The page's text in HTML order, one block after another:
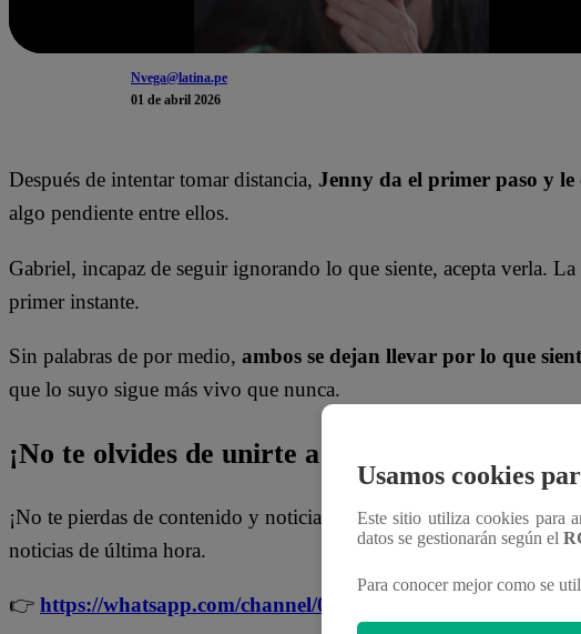
Nvega@latina.pe
01 de abril 2026
Después de intentar tomar distancia, Jenny da el primer paso y le
algo pendiente entre ellos.
Gabriel, incapaz de seguir ignorando lo que siente, acepta verla.
primer instante.
Sin palabras de por medio, ambos se dejan llevar por lo que
que lo suyo sigue más vivo que nunca.
¡No te olvides de unirte a nuestro canal oficial!
¡No te pierdas de contenido y noticias EXCLUSIVAS ! Interactúa
noticias de última hora.
👉 https://whatsapp.com/channel/
Usamos cookies
Este sitio utiliza cookies para
datos se gestionarán según el
Para conocer mejor como se